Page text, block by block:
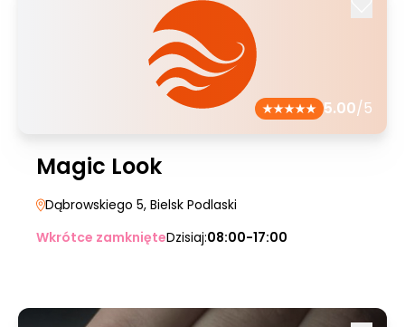
5.00/5
Magic Look
Dąbrowskiego 5, Bielsk Podlaski
Wkrótce zamknięteDzisiaj:08:00-17:00